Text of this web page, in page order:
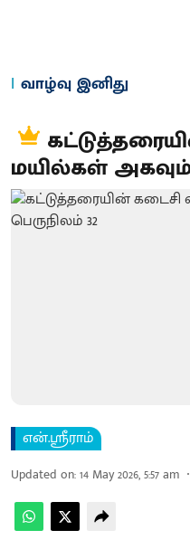
வாழ்வு இனிது
மயில்கள் அகவும்
என்.ஸ்ரீராம்
Updated on:14 May 2026, 5:57 am